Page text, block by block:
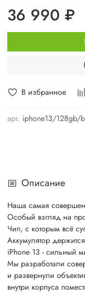
В избранное
арт. iphone13/128gb/
36 990 ₽
Описание
Наша самая
Особый взгляд на
Чип, с которым всё
Аккумулятор
iPhone 13 - сильный
Мы разработали
и развернули
внутри корпуса